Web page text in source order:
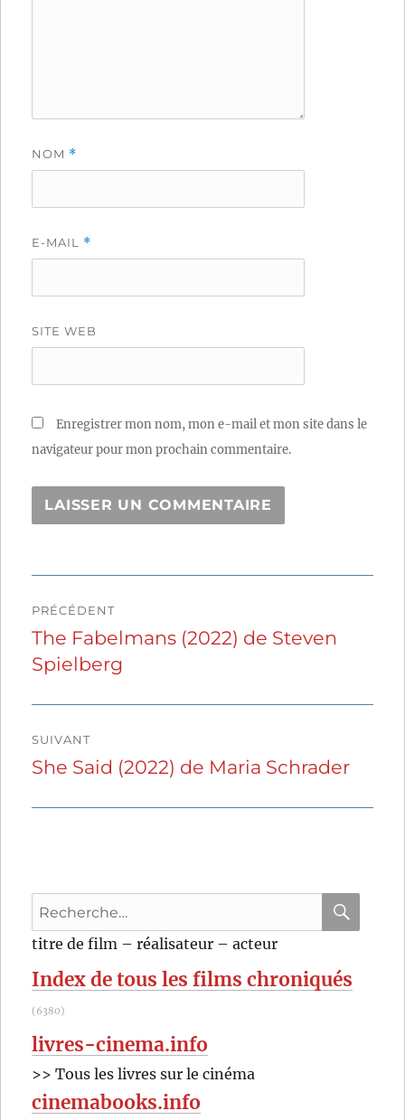
NOM *
E-MAIL *
SITE WEB
Enregistrer mon nom, mon e-mail et mon site dans le
navigateur pour mon prochain commentaire.
de
l’article
PRÉCÉDENT
Publication
précédente :
The Fabelmans (2022) de Steven
Spielberg
SUIVANT
Publication
She Said (2022) de Maria Schrader
Recherche
pour
:
titre de film – réalisateur – acteur
Index de tous les films chroniqués
(6380)
livres-cinema.info
>> Tous les livres sur le cinéma
cinemabooks.info